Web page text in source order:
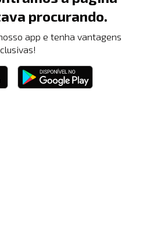
procurando.
app e tenha vantagens